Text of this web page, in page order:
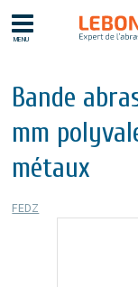
MENU
Bande
mm
métaux
FEDZ